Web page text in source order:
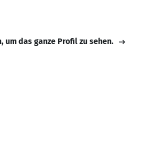
um das ganze Profil zu sehen.